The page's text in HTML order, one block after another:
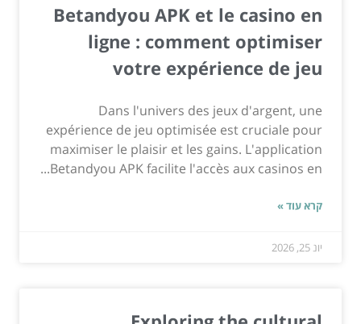
Betandyou APK et le casino en
ligne : comment optimiser
votre expérience de jeu
Dans l'univers des jeux d'argent, une
expérience de jeu optimisée est cruciale pour
maximiser le plaisir et les gains. L'application
Betandyou APK facilite l'accès aux casinos en...
קרא עוד »
יונ 25, 2026